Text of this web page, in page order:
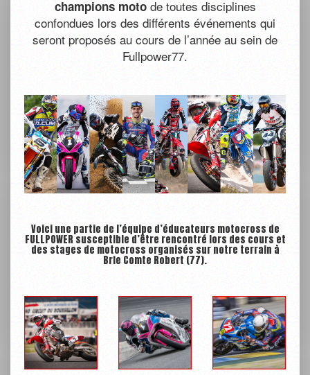
champions motode toutes disciplines
confondues lors des différents événements qui
seront proposés au cours de l’année au sein de
Fullpower77.
Voici une partie de l’équipe d’éducateurs motocross de
FULLPOWER susceptible d’être rencontré lors des cours et
des stages de motocross organisés sur notre terrain à
Brie Comte Robert (77).